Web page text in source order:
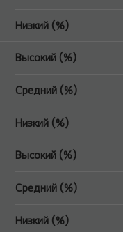
Низкий (%)
Высокий (%)
Средний (%)
Низкий (%)
Высокий (%)
Средний (%)
Низкий (%)